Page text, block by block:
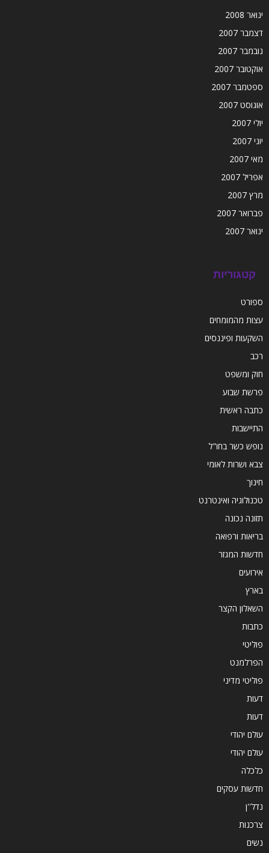
ינואר 2008
דצמבר 2007
נובמבר 2007
אוקטובר 2007
ספטמבר 2007
אוגוסט 2007
יולי 2007
יוני 2007
מאי 2007
אפריל 2007
מרץ 2007
פברואר 2007
ינואר 2007
קטגוריות
ספורט
עצות מהמומחים
השקעות ופיננסים
רכב
חוק ומשפט
פרשת שבוע
כתבה ראשית
התיישבות
נופש כשר בחו"ל
צבא ושרות לאומי
חינוך
טכנולוגיה ואינטרנט
תזונה נכונה
בריאות ורפואה
חדשות המגזר
אירועים
בארץ
השאלון הקצר
כתבות
פוליטי
הפרלמנט
פוליטי מדיני
דעות
דעות
עולם יהודי
עולם יהודי
כלכלה
חדשות עסקים
נדל''ן
צרכנות
נשים